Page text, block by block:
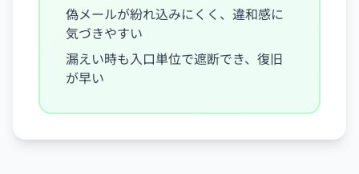
偽メールが紛れ込みにくく、違和感に
気づきやすい
漏えい時も入口単位で遮断でき、復旧
が早い